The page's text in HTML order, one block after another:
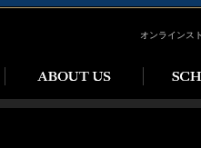
オンラインス